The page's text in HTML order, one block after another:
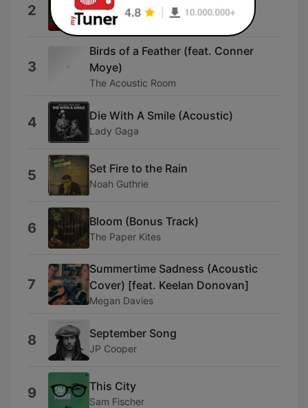
2 Blinding Lights
Loi
3
Birds of a Feather (feat. Conner
Moye)
The Acoustic Room
4 Die With A Smile (Acoustic)
Lady Gaga
5 Set Fire to the Rain
Noah Guthrie
6 Bloom (Bonus Track)
The Paper Kites
7
Summertime Sadness (Acoustic
Cover) [feat. Keelan Donovan]
Megan Davies
8 September Song
JP Cooper
9 This City
Sam Fischer